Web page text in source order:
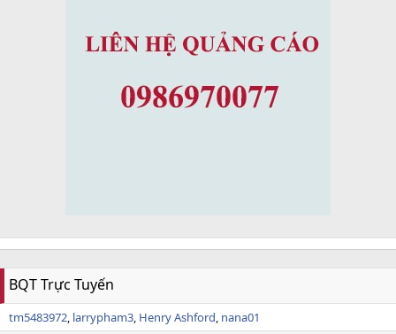
BQT Trực Tuyến
tm5483972 larrypham3 Henry Ashford nana01